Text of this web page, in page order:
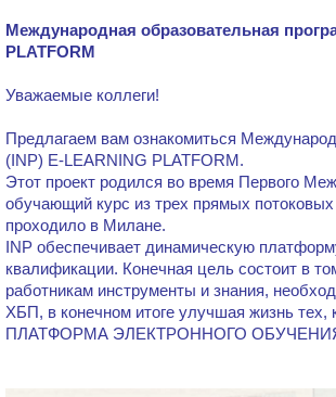
Международная образовательная
PLATFORM
Уважаемые коллеги!
Предлагаем вам ознакомиться
(INP) E-LEARNING PLATFORM.
Этот проект родился во время Первого
обучающий курс из трех прямых
проходило в Милане.
INP обеспечивает динамическую
квалификации. Конечная цель состоит в
работникам инструменты и знания,
ХБП, в конечном итоге улучшая жизнь тех,
ПЛАТФОРМА ЭЛЕКТРОННОГО ОБУЧЕНИЯ